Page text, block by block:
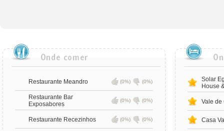
Restaurante Meandro (0%) (0%)
Restaurante Bar
Exposabores
(0%) (0%)
Restaurante Recezinhos (0%) (0%)
Solar
House
Vale de
Casa